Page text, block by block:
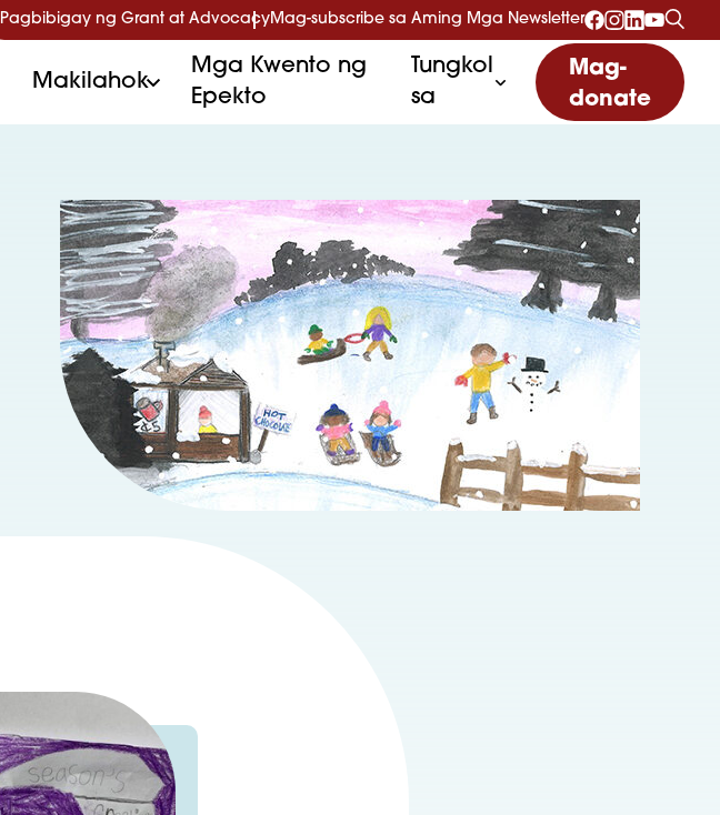
Pagbibigay ng Grant at AdvocacyMag-subscribe sa Aming Mga Newsletter
Makilahok
Mga Kwento ng
Epekto
Tungkol
sa
Mag-
donate